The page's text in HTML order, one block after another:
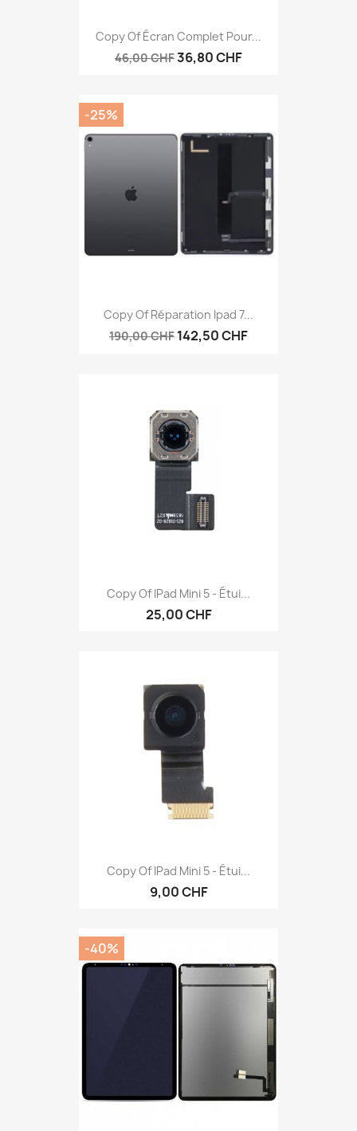
Copy Of Écran Complet Pour...
46,00 CHF36,80 CHF
Copy Of Réparation Ipad 7...
190,00 CHF 142,50 CHF
-25%
Copy Of IPad Mini 5 - Étui...
25,00 CHF
Copy Of IPad Mini 5 - Étui...
9,00 CHF
-40%